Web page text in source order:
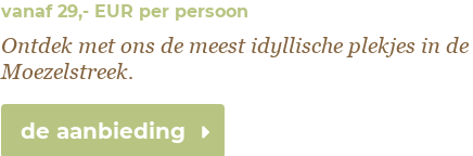
vanaf 29,- EUR per persoon
Ontdek met ons de meest idyllische plekjes in de
Moezelstreek.
de aanbieding